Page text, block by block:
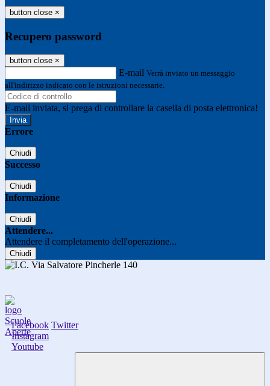
button close ×
Recupero password
button close ×
E-mail Verrà inviato un messaggio
all'indirizzo indicato con le istruzioni necessarie.
E-mail inviata, si prega di controllare la casella di posta elettronica!
Errore
Chiudi
Successo
Chiudi
Informazione
Chiudi
Attendere...
Attendere il completamento dell'operazione...
Chiudi
Facebook Twitter
Instagram
Youtube